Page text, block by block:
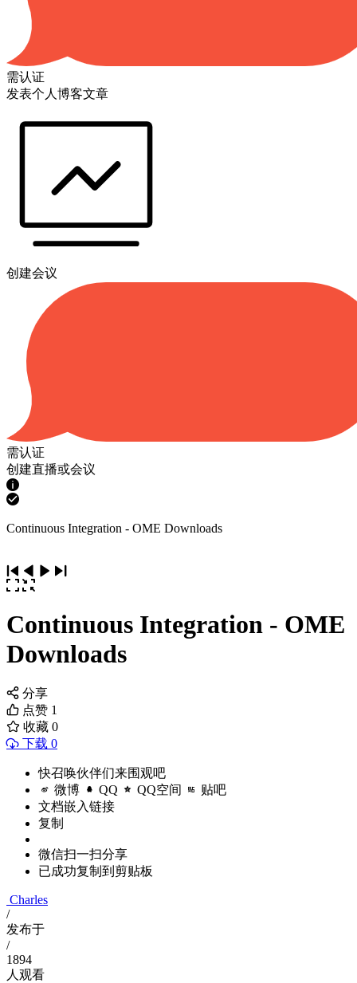
需认证
发表个人博客文章
创建会议
需认证
创建直播或会议
Continuous Integration - OME Downloads
Continuous Integration - OME
Downloads
分享
点赞 1
收藏 0
下载 0
快召唤伙伴们来围观吧
微博 QQ QQ空间 贴吧
文档嵌入链接
复制
微信扫一扫分享
已成功复制到剪贴板
Charles
/
发布于
/
1894
人观看